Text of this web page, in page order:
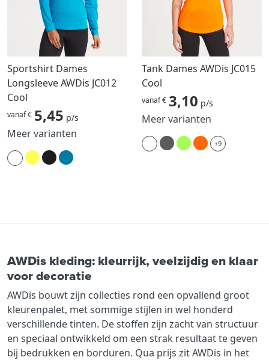
Sportshirt Dames
Longsleeve AWDis JC012
Cool
vanaf € 5,45 p/s
Meer varianten
Tank Dames AWDis JC015
Cool
vanaf € 3,10 p/s
Meer varianten
+9
AWDis kleding: kleurrijk, veelzijdig en klaar
voor decoratie
AWDis bouwt zijn collecties rond een opvallend groot
kleurenpalet, met sommige stijlen in wel honderd
verschillende tinten. De stoffen zijn zacht van structuur
en speciaal ontwikkeld om een strak resultaat te geven
bij bedrukken en borduren. Qua prijs zit AWDis in het